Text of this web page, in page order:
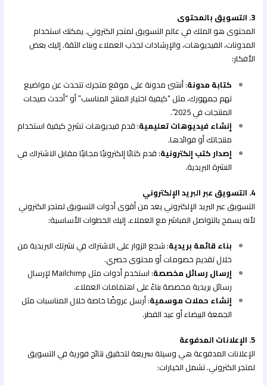
3. التسويق بالمحتوى
المحتوى هو الملك في عالم التسويق لمتجر الكتروني. يمكنك استخدام
المدونات، الفيديوهات، والإرشادات لجذب العملاء وبناء الثقة. إليك بعض
الأفكار:
كتابة مدونة: أنشئ مدونة على موقع متجرك تتحدث عن مواضيع
تهم جمهورك، مثل “كيفية اختيار المنتج المناسب” أو “أحدث صيحات
المنتجات في 2025”.
إنشاء فيديوهات تعليمية: قدم فيديوهات تشرح كيفية استخدام
منتجاتك أو فوائدها.
إصدار كتب إلكترونية: قدم كتابًا إلكترونيًا مجانيًا مقابل الاشتراك في
النشرة البريدية.
4. التسويق عبر البريد الإلكتروني
التسويق عبر البريد الإلكتروني يعد من أقوى أدوات التسويق لمتجر الكتروني
لأنه يسمح بالتواصل المباشر مع العملاء. إليك الخطوات الأساسية:
بناء قائمة بريدية: شجع الزوار على الاشتراك في نشرتك البريدية من
خلال تقديم خصومات أو محتوى حصري.
إرسال رسائل مخصصة
: استخدم أدوات مثل Mailchimp لإرسال
رسائل بريدية مخصصة بناءً على اهتمامات العملاء.
إنشاء حملات موسمية: أرسل عروضًا خاصة خلال المناسبات مثل
الجمعة البيضاء أو عيد الفطر.
5. الإعلانات المدفوعة
الإعلانات المدفوعة هي وسيلة سريعة لتحقيق نتائج فورية في التسويق
لمتجر الكتروني. تشمل الخيارات: